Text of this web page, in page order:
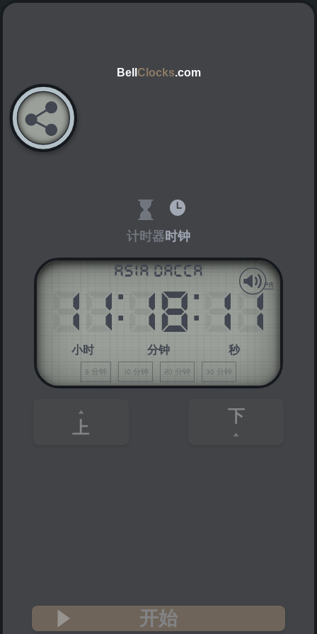
Bell Clocks.com
计时器时钟
Asia Dacca
11
小时
: 18
分钟
: 11
秒
AM PM
5 分钟 10 分钟 20 分钟 30 分钟
上
下
开始